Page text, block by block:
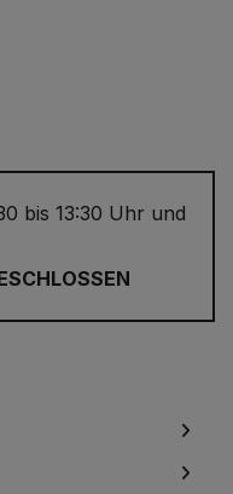
bis 13:30 Uhr und